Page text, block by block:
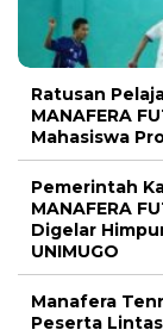
Ratusan
MANAFERA
Mahasiswa
Pemerintah
MANAFERA
Digelar
UNIMUGO
Manafera
Peserta